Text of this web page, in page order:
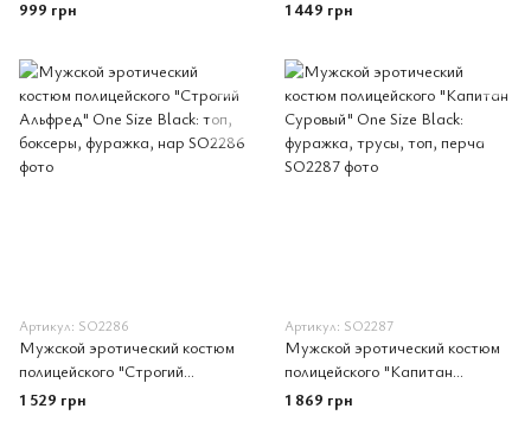
платок и колпак
999 грн
фуражка, трусы, манжеты, г
1 449 грн
Артикул: SO2286
Мужской эротический костюм
полицейского "Строгий
Альфред" One Size Black: топ,
боксеры, фуражка, нар
1 529 грн
Артикул: SO2287
Мужской эротический костюм
полицейского "Капитан
Суровый" One Size Black:
фуражка, трусы, топ, перча
1 869 грн